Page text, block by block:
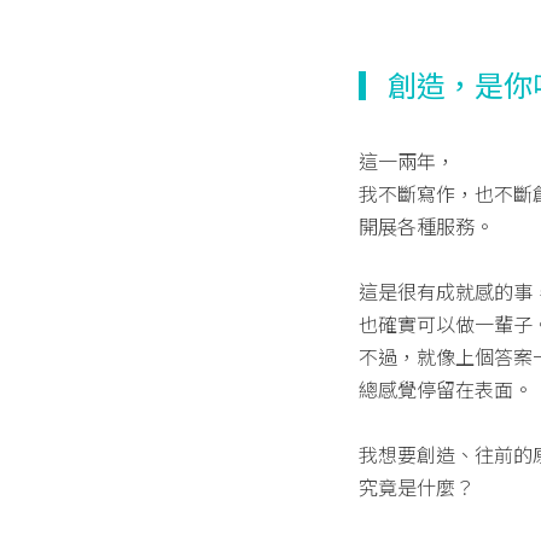
▎創造，是你
這一兩年，
我不斷寫作，也不斷
開展各種服務。
這是很有成就感的事
也確實可以做一輩子
不過，就像上個答案
總感覺停留在表面。
我想要創造、往前的
究竟是什麼？